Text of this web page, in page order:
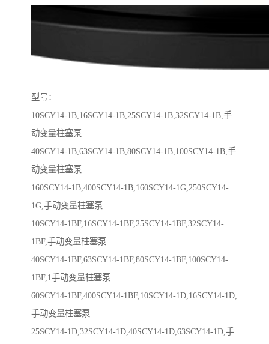
型号：
10SCY14-1B,16SCY14-1B,25SCY14-1B,32SCY14-1B,手
动变量柱塞泵
40SCY14-1B,63SCY14-1B,80SCY14-1B,100SCY14-1B,手
动变量柱塞泵
160SCY14-1B,400SCY14-1B,160SCY14-1G,250SCY14-
1G,手动变量柱塞泵
10SCY14-1BF,16SCY14-1BF,25SCY14-1BF,32SCY14-
1BF,手动变量柱塞泵
40SCY14-1BF,63SCY14-1BF,80SCY14-1BF,100SCY14-
1BF,1手动变量柱塞泵
60SCY14-1BF,400SCY14-1BF,10SCY14-1D,16SCY14-1D,
手动变量柱塞泵
25SCY14-1D,32SCY14-1D,40SCY14-1D,63SCY14-1D,手